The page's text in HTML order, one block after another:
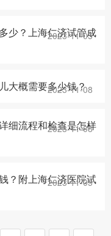
少？上海仁济试管成
2023-11-05
大概需要多少钱？
2023-11-08
细流程和检查是怎样
2023-11-08
？附上海仁济医院试
2023-11-05